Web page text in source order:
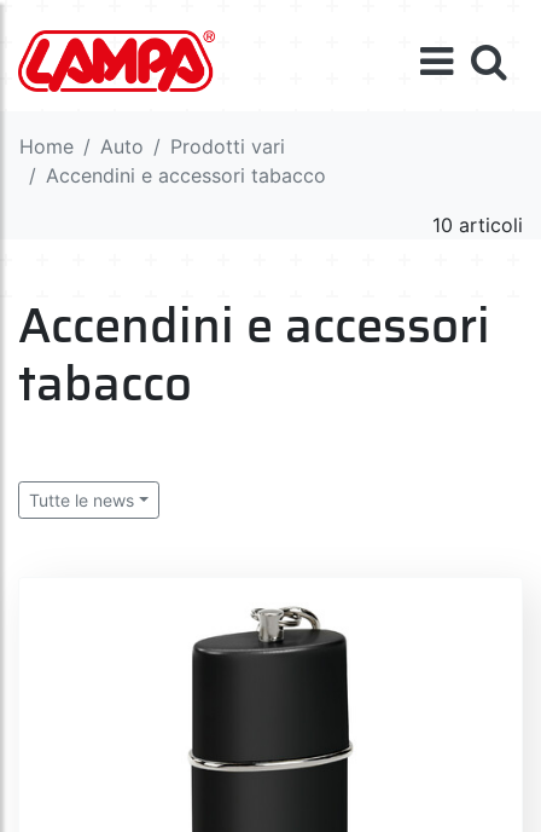
Home Auto
Prodotti vari
Accendini e accessori tabacco
10 articoli
Accendini e accessori
tabacco
Tutte le news